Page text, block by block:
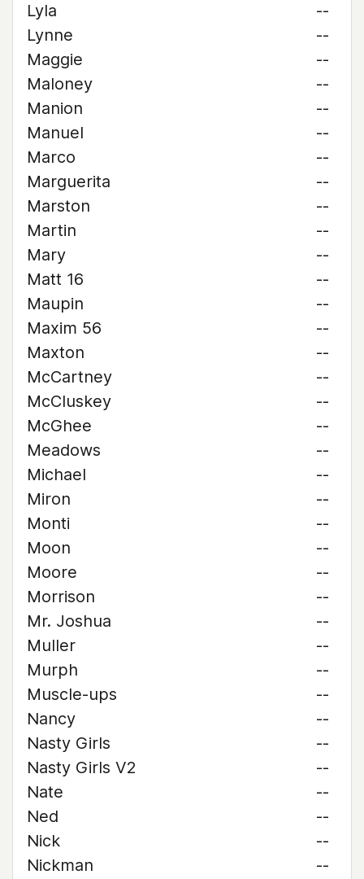
Lyla
--
Lynne
--
Maggie
--
Maloney
--
Manion
--
Manuel
--
Marco
--
Marguerita
--
Marston
--
Martin
--
Mary
--
Matt 16
--
Maupin
--
Maxim 56
--
Maxton
--
McCartney
--
McCluskey
--
McGhee
--
Meadows
--
Michael
--
Miron
--
Monti
--
Moon
--
Moore
--
Morrison
--
Mr. Joshua
--
Muller
--
Murph
--
Muscle-ups
--
Nancy
--
Nasty Girls
--
Nasty Girls V2
--
Nate
--
Ned
--
Nick
--
Nickman
--